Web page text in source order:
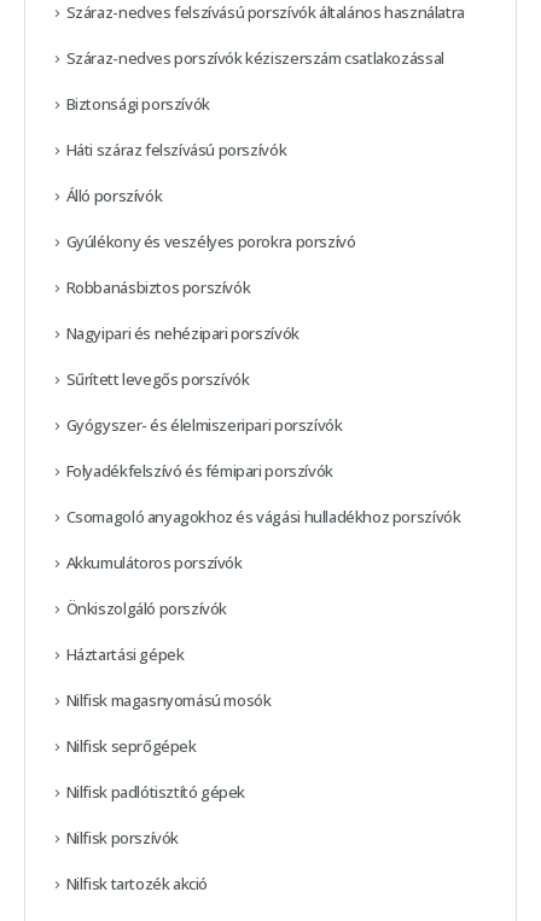
Száraz-nedves felszívású porszívók általános használatra
Száraz-nedves porszívók kéziszerszám csatlakozással
Biztonsági porszívók
Háti száraz felszívású porszívók
Álló porszívók
Gyúlékony és veszélyes porokra porszívó
Robbanásbiztos porszívók
Nagyipari és nehézipari porszívók
Sűrített levegős porszívók
Gyógyszer- és élelmiszeripari porszívók
Folyadékfelszívó és fémipari porszívók
Csomagoló anyagokhoz és vágási hulladékhoz porszívók
Akkumulátoros porszívók
Önkiszolgáló porszívók
Háztartási gépek
Nilfisk magasnyomású mosók
Nilfisk seprőgépek
Nilfisk padlótisztító gépek
Nilfisk porszívók
Nilfisk tartozék akció